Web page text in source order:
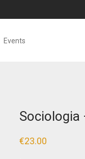
Events
Sociologia
€23.00